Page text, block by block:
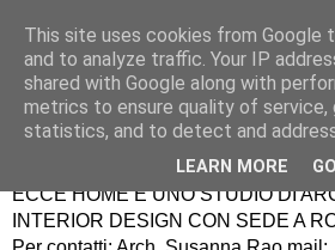
ECCE HOME É UNO STUDIO DI
INTERIOR DESIGN CON SEDE A
This site uses cookies from Google
and to analyze traffic. Your IP
shared with Google along with
metrics to ensure quality of service,
statistics, and to detect and
LEARN MORE